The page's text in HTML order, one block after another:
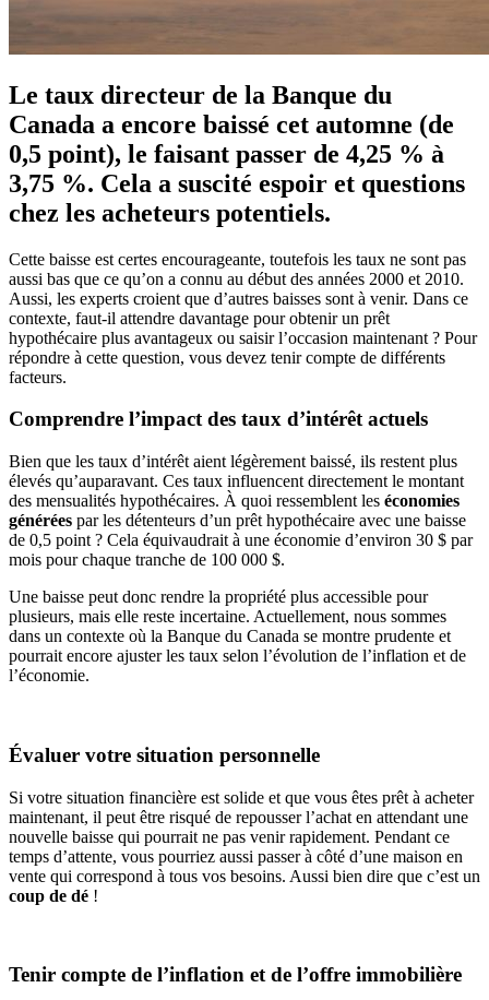
Le taux directeur de la Banque du
Canada a encore baissé cet automne (de
0,5 point), le faisant passer de 4,25 % à
3,75 %. Cela a suscité espoir et questions
chez les acheteurs potentiels.
Cette baisse est certes encourageante, toutefois les taux ne sont pas
aussi bas que ce qu’on a connu au début des années 2000 et 2010.
Aussi, les experts croient que d’autres baisses sont à venir. Dans ce
contexte, faut-il attendre davantage pour obtenir un prêt
hypothécaire plus avantageux ou saisir l’occasion maintenant ? Pour
répondre à cette question, vous devez tenir compte de différents
facteurs.
Comprendre l’impact des taux d’intérêt actuels
Bien que les taux d’intérêt aient légèrement baissé, ils restent plus
élevés qu’auparavant. Ces taux influencent directement le montant
des mensualités hypothécaires. À quoi ressemblent les économies
générées par les détenteurs d’un prêt hypothécaire avec une baisse
de 0,5 point ? Cela équivaudrait à une économie d’environ 30 $ par
mois pour chaque tranche de 100 000 $.
Une baisse peut donc rendre la propriété plus accessible pour
plusieurs, mais elle reste incertaine. Actuellement, nous sommes
dans un contexte où la Banque du Canada se montre prudente et
pourrait encore ajuster les taux selon l’évolution de l’inflation et de
l’économie.
Évaluer votre situation personnelle
Si votre situation financière est solide et que vous êtes prêt à acheter
maintenant, il peut être risqué de repousser l’achat en attendant une
nouvelle baisse qui pourrait ne pas venir rapidement. Pendant ce
temps d’attente, vous pourriez aussi passer à côté d’une maison en
vente qui correspond à tous vos besoins. Aussi bien dire que c’est un
coup de dé !
Tenir compte de l’inflation et de l’offre immobilière